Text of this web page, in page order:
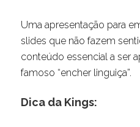
Uma apresentação para
slides que não fazem
conteúdo essencial a ser
famoso “encher linguiça”.
Dica da Kings: